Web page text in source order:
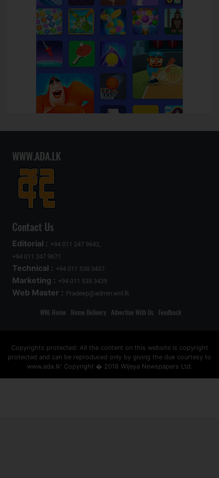
WWW.ADA.LK
Contact Us
Editorial : +94 011 247 9642,
+94 011 247 9671
Technical : +94 011 538 3437
Marketing : +94 011 538 3439
Web Master : Pradeep@admin.wnl.lk
WNL Home Home Delivery Advertise With Us Feedback
Copyrights protected: All the content on this website is copyright
protected and can be reproduced only by giving the due courtesy to
www.ada.lk' Copyright � 2018 Wijeya Newspapers Ltd.